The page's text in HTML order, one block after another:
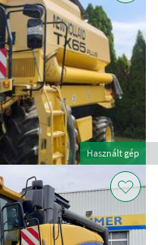
Használt gép